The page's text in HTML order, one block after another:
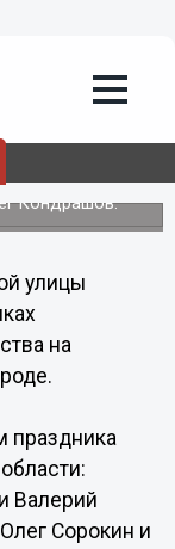
в
глава
Кондрашов.
улицы
на
праздника
Валерий
Сорокин и